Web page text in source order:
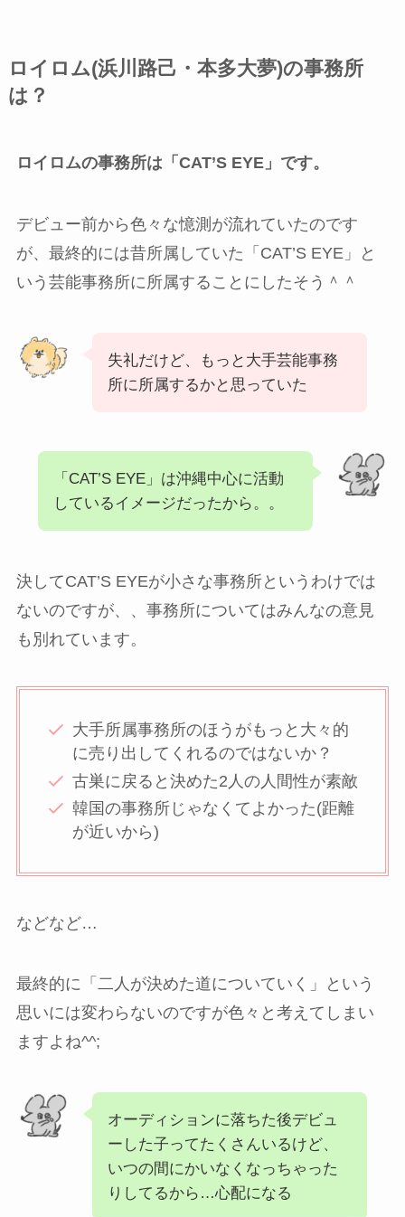
ロイロム(浜川路己・本多大夢)の事務所
は？
ロイロムの事務所は「CAT’S EYE」です。
デビュー前から色々な憶測が流れていたのです
が、最終的には昔所属していた「CAT’S EYE」と
いう芸能事務所に所属することにしたそう＾＾
失礼だけど、もっと大手芸能事務
所に所属するかと思っていた
「CAT’S EYE」は沖縄中心に活動
しているイメージだったから。。
決してCAT’S EYEが小さな事務所というわけでは
ないのですが、、事務所についてはみんなの意見
も別れています。
大手所属事務所のほうがもっと大々的
に売り出してくれるのではないか？
古巣に戻ると決めた2人の人間性が素敵
韓国の事務所じゃなくてよかった(距離
が近いから)
などなど…
最終的に「二人が決めた道についていく」という
思いには変わらないのですが色々と考えてしまい
ますよね^^;
オーディションに落ちた後デビュ
ーした子ってたくさんいるけど、
いつの間にかいなくなっちゃった
りしてるから…心配になる